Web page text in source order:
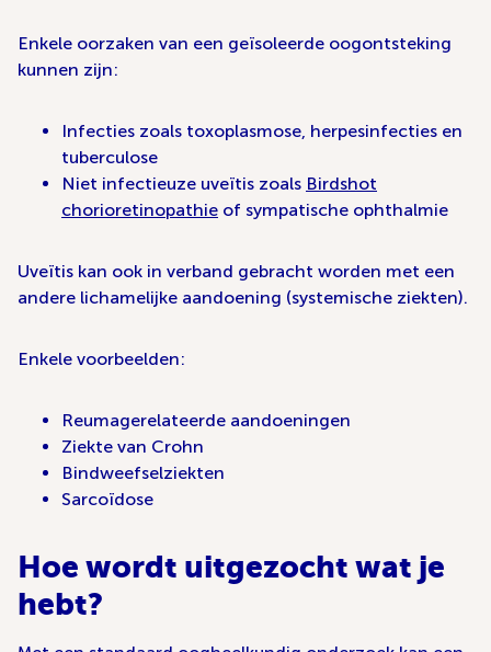
Enkele oorzaken van een geïsoleerde oogontsteking
kunnen zijn:
Infecties zoals toxoplasmose, herpesinfecties en
tuberculose
Niet infectieuze uveïtis zoals Birdshot
chorioretinopathie of sympatische ophthalmie
Uveïtis kan ook in verband gebracht worden met een
andere lichamelijke aandoening (systemische ziekten).
Enkele voorbeelden:
Reumagerelateerde aandoeningen
Ziekte van Crohn
Bindweefselziekten
Sarcoïdose
Hoe wordt uitgezocht wat je
hebt?